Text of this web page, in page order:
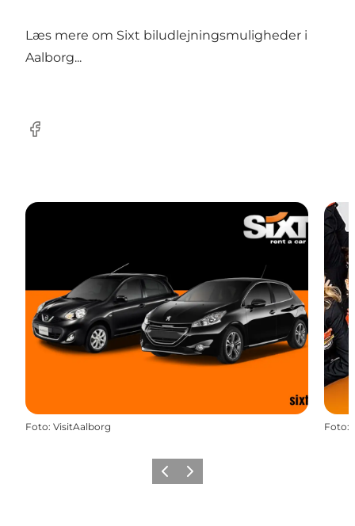
Læs mere om Sixt biludlejningsmuligheder i
Aalborg...
Facebook
Foto: VisitAalborg Foto:
ForrigeNæste